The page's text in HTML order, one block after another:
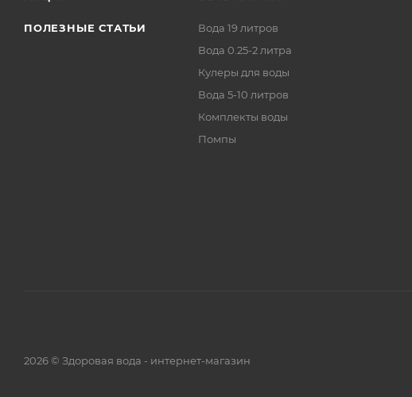
ПОЛЕЗНЫЕ СТАТЬИ
Вода 19 литров
Вода 0.25-2 литра
Кулеры для воды
Вода 5-10 литров
Комплекты воды
Помпы
2026 © Здоровая вода - интернет-магазин